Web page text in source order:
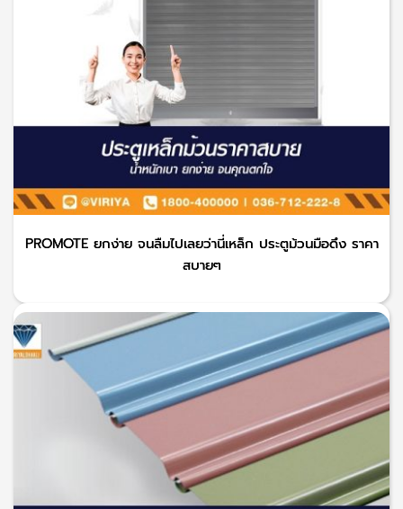
PROMOTE ยกง่าย จนลืมไปเลยว่านี่เหล็ก ประตูม้วนมือดึง ราคา
สบายๆ